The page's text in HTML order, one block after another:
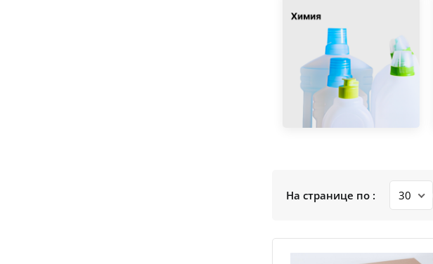
На странице по :